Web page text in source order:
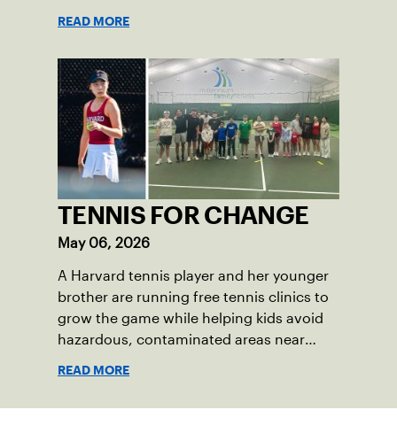
READ MORE
TENNIS FOR CHANGE
May 06, 2026
A Harvard tennis player and her younger
brother are running free tennis clinics to
grow the game while helping kids avoid
hazardous, contaminated areas near
READ MORE